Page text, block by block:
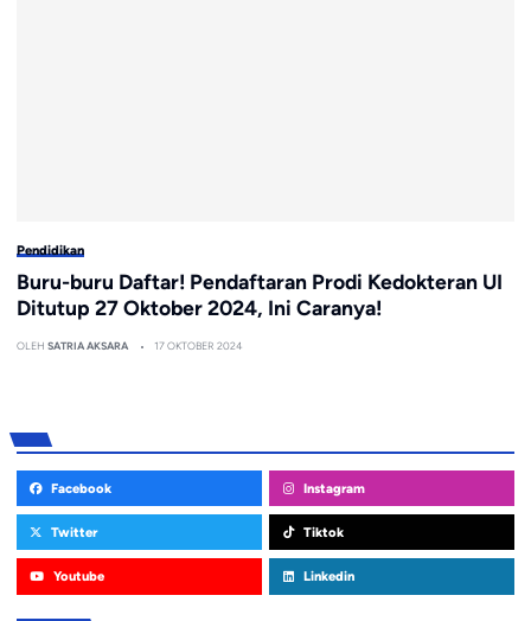
Pendidikan
Buru-buru Daftar! Pendaftaran Prodi Kedokteran UI
Ditutup 27 Oktober 2024, Ini Caranya!
OLEH SATRIA AKSARA 17 OKTOBER 2024
Facebook Instagram
Twitter Tiktok
Youtube Linkedin